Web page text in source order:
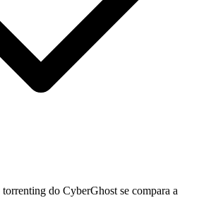
do CyberGhost se compara a